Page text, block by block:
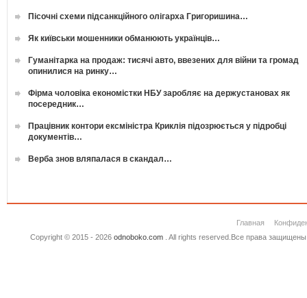
Пісочні схеми підсанкційного олігарха Григоришина…
Як київськи мошенники обманюють українців…
Гуманітарка на продаж: тисячі авто, ввезених для війни та громад
опинилися на ринку…
Фірма чоловіка економістки НБУ заробляє на держустановах як
посередник…
Працівник контори ексміністра Криклія підозрюється у підробці
документів…
Верба знов вляпалася в скандал…
Главная
Copyright © 2015 - 2026 odnoboko.com. All rights reserved.Все права защищены.